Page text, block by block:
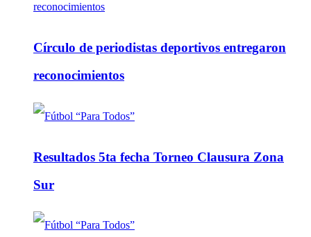
Círculo de periodistas deportivos entregaron
reconocimientos
Resultados 5ta fecha Torneo Clausura Zona
Sur